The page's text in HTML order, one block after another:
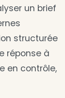
un brief
structurée
réponse à
en contrôle,